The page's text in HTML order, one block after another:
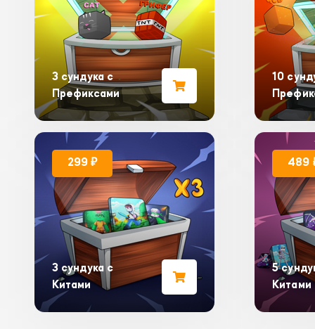
3 сундука с
Префиксами
10
299 ₽
3 сундука с
Китами
489
5
Китами